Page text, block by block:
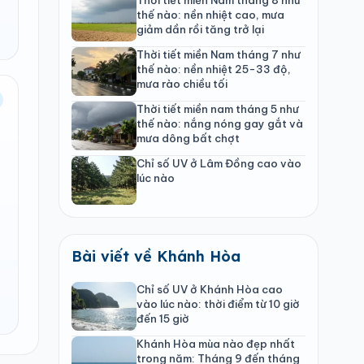
thế nào: nền nhiệt cao, mưa
giảm dần rồi tăng trở lại
Thời tiết miền Nam tháng 7 như
thế nào: nền nhiệt 25-33 độ,
mưa rào chiều tối
Thời tiết miền nam tháng 5 như
thế nào: nắng nóng gay gắt và
mưa dông bất chợt
Chỉ số UV ở Lâm Đồng cao vào
lúc nào
Bài viết về Khánh Hòa
Chỉ số UV ở Khánh Hòa cao
vào lúc nào: thời điểm từ 10 giờ
đến 15 giờ
Khánh Hòa mùa nào đẹp nhất
trong năm: Tháng 9 đến tháng